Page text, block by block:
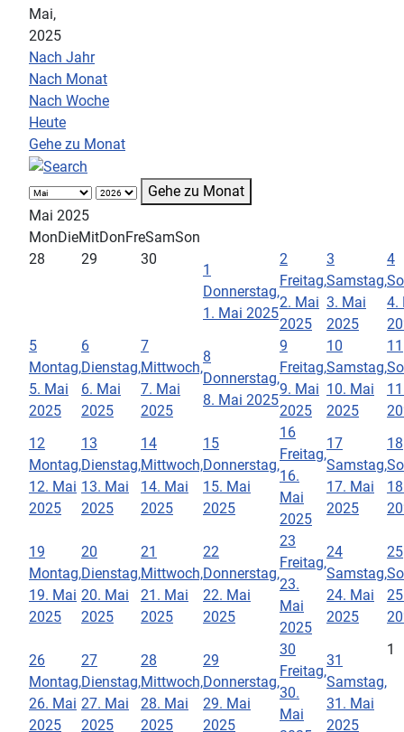
Mai,
2025
Nach Jahr
Nach Monat
Nach Woche
Heute
Gehe zu Monat
Gehe zu Monat
Mai 2025
MonDieMitDonFreSamSon
28
29 30
1
Donnerstag,
1. Mai 2025
2
Freitag,
2. Mai
2025
3
Samstag,
3. Mai
2025
4
4.
5
Montag,
5. Mai
2025
6
Dienstag,
6. Mai
2025
7
Mittwoch,
7. Mai
2025
8
Donnerstag,
8. Mai 2025
9
Freitag,
9. Mai
2025
10
Samstag,
10. Mai
2025
11
12
Montag,
12. Mai
2025
13
Dienstag,
13. Mai
2025
14
Mittwoch,
14. Mai
2025
15
Donnerstag,
15. Mai
2025
16
Freitag,
16.
Mai
2025
17
Samstag,
17. Mai
2025
18
19
Montag,
19. Mai
2025
20
Dienstag,
20. Mai
2025
21
Mittwoch,
21. Mai
2025
22
Donnerstag,
22. Mai
2025
23
Freitag,
23.
Mai
2025
24
Samstag,
24. Mai
2025
25
26
Montag,
26. Mai
2025
27
Dienstag,
27. Mai
2025
28
Mittwoch,
28. Mai
2025
29
Donnerstag,
29. Mai
2025
30
Freitag,
30.
Mai
31
Samstag,
31. Mai
2025
1